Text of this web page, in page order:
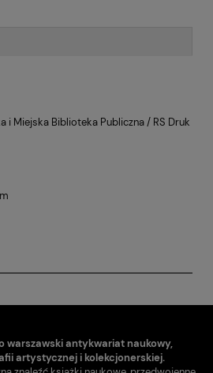
i Miejska Biblioteka Publiczna / RS Druk
warszawski antykwariat naukowy,
artystycznej i kolekcjonerskiej.